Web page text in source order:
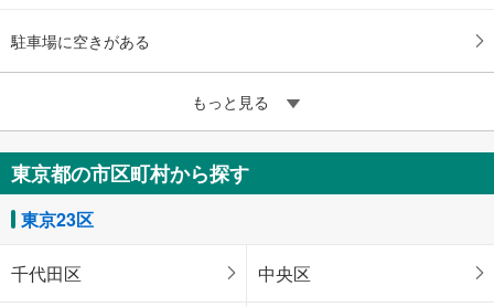
駐車場に空きがある
もっと見る
東京都の市区町村から探す
東京23区
千代田区 中央区